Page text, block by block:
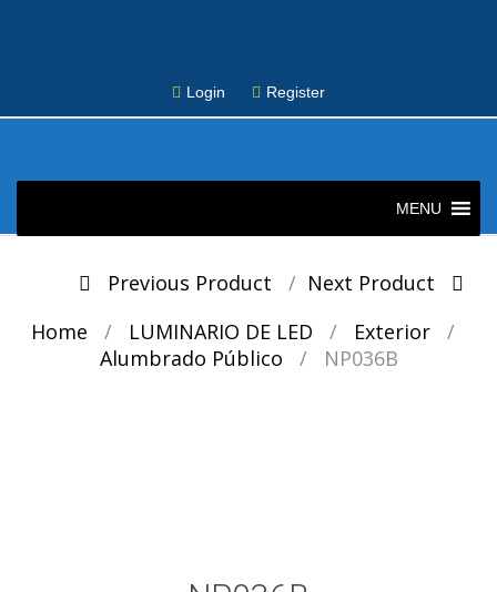
Login Register
Skip
MENU
PostPrevious Product
Next Product
Home
/ LUMINARIO DE LED / Exterior
/
Alumbrado Público
/ NP036B